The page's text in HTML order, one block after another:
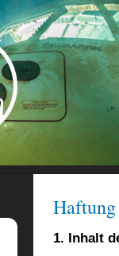
Haftung
1. Inhalt